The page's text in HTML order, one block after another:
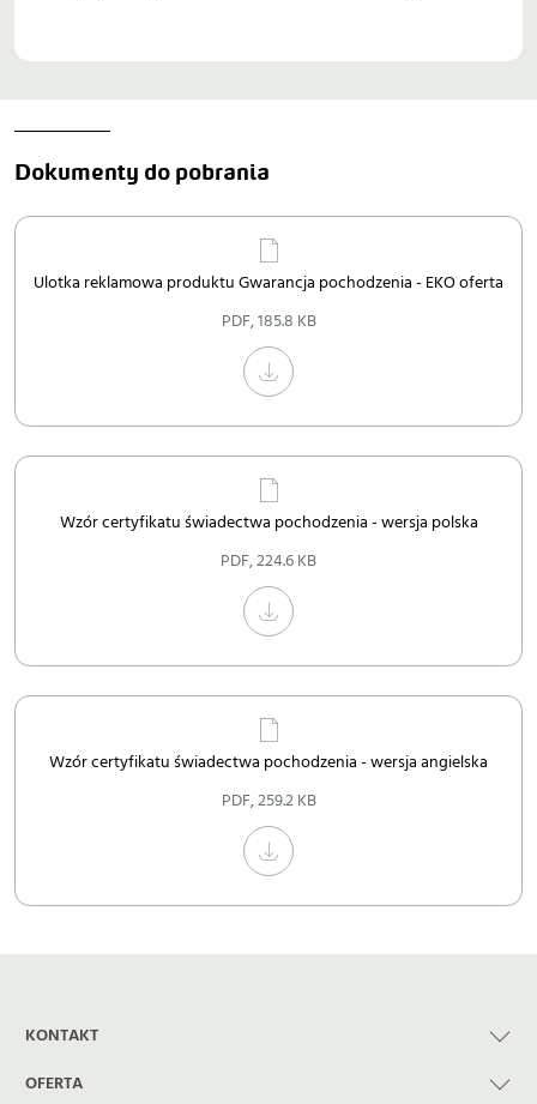
Dokumenty do pobrania
Ulotka reklamowa produktu Gwarancja pochodzenia - EKO oferta
PDF,185.8 KB
Wzór certyfikatu świadectwa pochodzenia - wersja polska
PDF,224.6 KB
Wzór certyfikatu świadectwa pochodzenia - wersja angielska
PDF,259.2 KB
KONTAKT
OFERTA